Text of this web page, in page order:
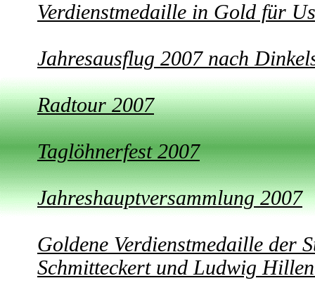
Verdienstmedaille in Gold für
Jahresausflug 2007 nach
Radtour 2007
Taglöhnerfest 2007
Jahreshauptversammlung 2007
Goldene Verdienstmedaille der
Schmitteckert und Ludwig